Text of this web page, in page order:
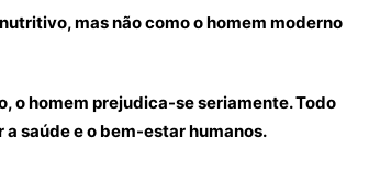
mas não como o homem moderno
o homem prejudica-se seriamente. Todo
saúde e o bem-estar humanos.